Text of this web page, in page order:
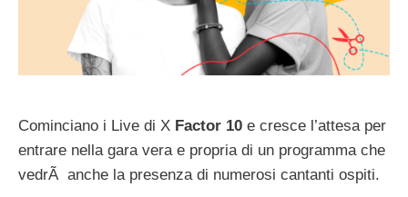
Cominciano i Live di X Factor 10 e cresce l’attesa per
entrare nella gara vera e propria di un programma che
vedrÃ anche la presenza di numerosi cantanti ospiti.